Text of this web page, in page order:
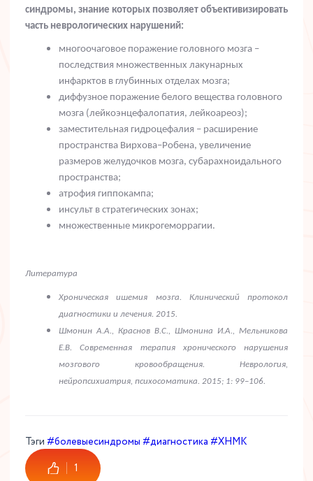
синдромы, знание которых позволяет объективизировать
часть неврологических нарушений:
многоочаговое поражение головного мозга –
последствия множественных лакунарных
инфарктов в глубинных отделах мозга;
диффузное поражение белого вещества головного
мозга (лейкоэнцефалопатия, лейкоареоз);
заместительная гидроцефалия – расширение
пространства Вирхова–Робена, увеличение
размеров желудочков мозга, субарахноидального
пространства;
атрофия гиппокампа;
инсульт в стратегических зонах;
множественные микрогеморрагии.
Литература
Хроническая ишемия мозга. Клинический протокол
диагностики и лечения. 2015.
Шмонин А.А., Краснов В.С., Шмонина И.А., Мельникова
Е.В. Современная терапия хронического нарушения
мозгового кровообращения. Неврология,
нейропсихиатрия, психосоматика. 2015; 1: 99–106.
Тэги #болевыесиндромы #диагностика #ХНМК
1